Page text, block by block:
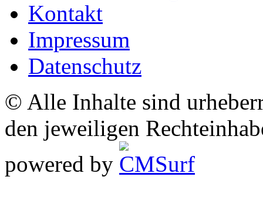
Kontakt
Impressum
Datenschutz
© Alle Inhalte sind
den jeweiligen
powered by